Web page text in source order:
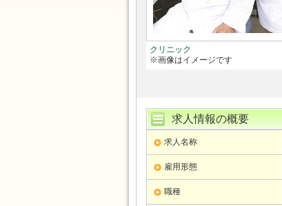
クリニック
※画像はイメージです
求人情報の概要
求人名称
雇用形態
職種